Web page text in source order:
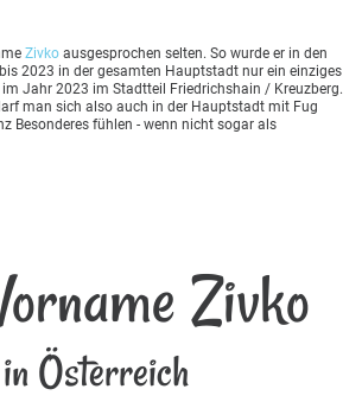
Zivko ausgesprochen selten. So wurde er in den
2023 in der gesamten Hauptstadt nur ein einziges
im Jahr 2023 im Stadtteil Friedrichshain / Kreuzberg.
man sich also auch in der Hauptstadt mit Fug
Besonderes fühlen - wenn nicht sogar als
Zivko
in Österreich